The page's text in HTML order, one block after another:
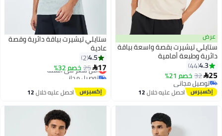
عرض
ستايلي تيشيرت بقصة واسعة بياقة
دائرية وطبعة أمامية
4.3
44
25
32 خصم 21%
توصيل مجاني
توصيل مجانياحصل عليه خلال12
ستايلي تيشيرت بياقة دائرية وقصة
عادية
4.5
2
17
25 خصم 32%
أقل سعر في السنة
توصيل مجاني
أقل سعر في السنة
احصل عليه خلال12